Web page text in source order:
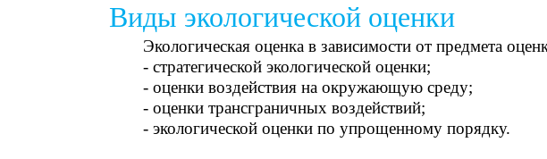
Виды экологической оценки
Экологическая оценка в зависимости от предмета
- стратегической экологической оценки;
- оценки воздействия на окружающую среду;
- оценки трансграничных воздействий;
- экологической оценки по упрощенному порядку.